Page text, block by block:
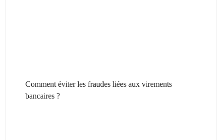
Comment éviter les fraudes liées aux virements
bancaires ?